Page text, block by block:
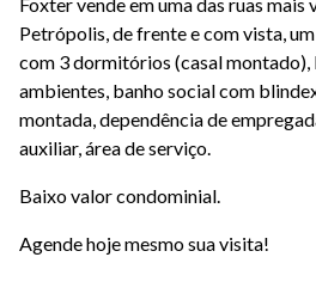
Petrópolis, de frente e com vista,
com 3 dormitórios (casal montado),
ambientes, banho social com
montada, dependência de
auxiliar, área de serviço.
Baixo valor condominial.
Agende hoje mesmo sua visita!